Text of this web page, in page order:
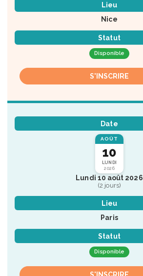
Lieu
Nice
Statut
Disponible
S'INSCRIRE
Date
AOÛT
10
LUNDI
2026
Lundi 10 août 2026
(2 jours)
Lieu
Paris
Statut
Disponible